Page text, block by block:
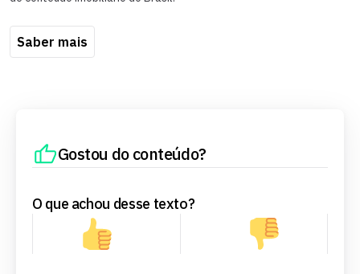
Saber mais
Gostou do conteúdo?
O que achou desse texto?